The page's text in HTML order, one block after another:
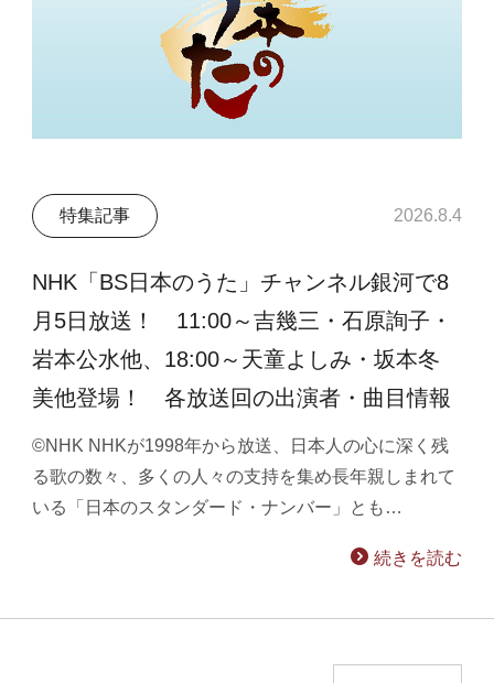
特集記事 2026.8.4
NHK「BS日本のうた」チャンネル銀河で8
月5日放送！ 11:00～吉幾三・石原詢子・
岩本公水他、18:00～天童よしみ・坂本冬
美他登場！ 各放送回の出演者・曲目情報
©NHK NHKが1998年から放送、日本人の心に深く残
る歌の数々、多くの人々の支持を集め長年親しまれて
いる「日本のスタンダード・ナンバー」とも…
続きを読む